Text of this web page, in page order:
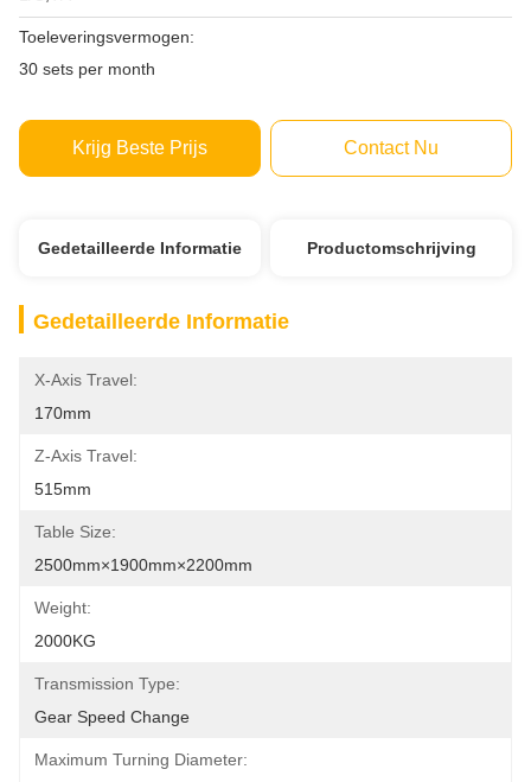
Toeleveringsvermogen:
30 sets per month
Krijg Beste Prijs Contact Nu
Gedetailleerde Informatie Productomschrijving
Gedetailleerde Informatie
X-Axis Travel:
170mm
Z-Axis Travel:
515mm
Table Size:
2500mm×1900mm×2200mm
Weight:
2000KG
Transmission Type:
Gear Speed Change
Maximum Turning Diameter: